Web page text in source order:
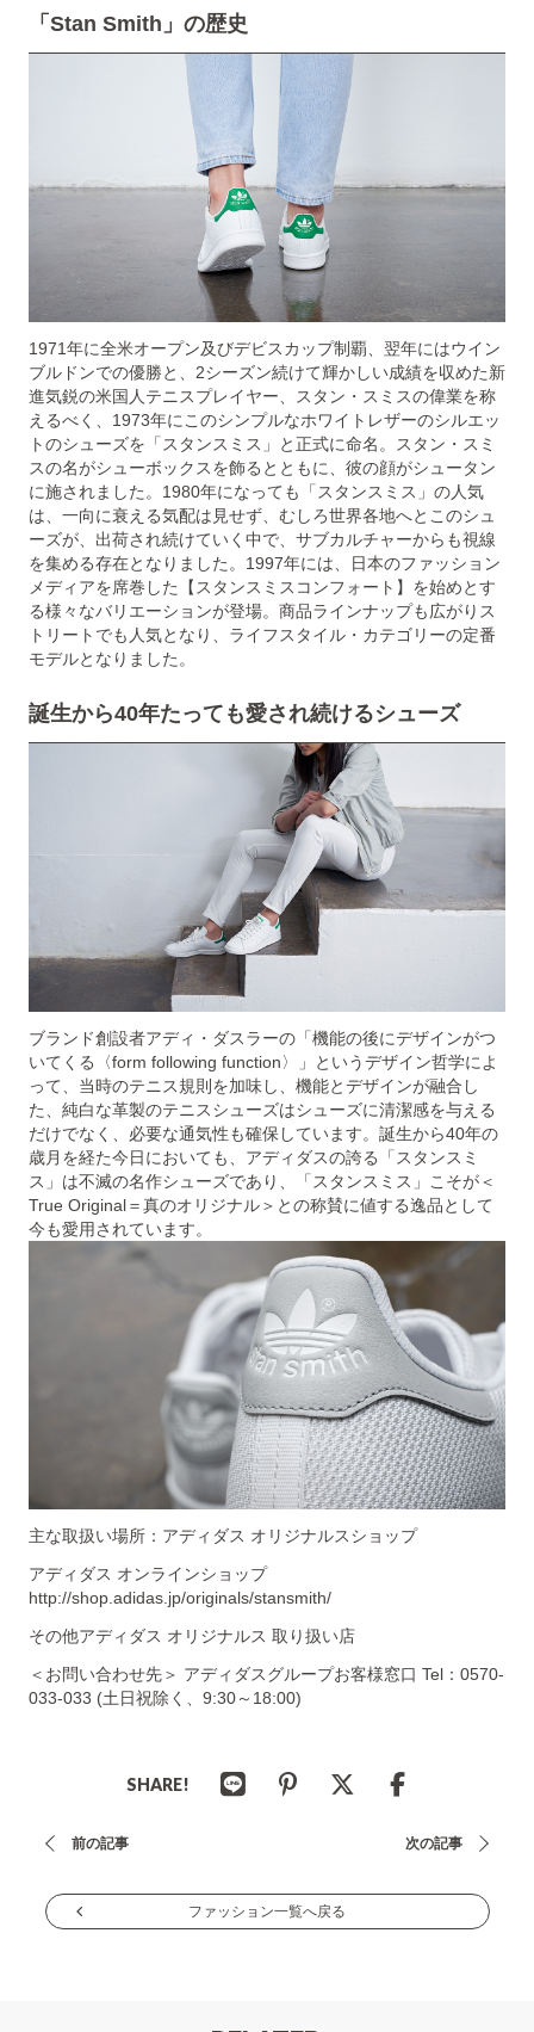
「Stan Smith」の歴史
1971年に全⽶オープン及びデビスカップ制覇、翌年にはウイン
ブルドンでの優勝と、2シーズン続けて輝かしい成績を収めた新
進気鋭の⽶国⼈テニスプレイヤー、スタン・スミスの偉業を称
えるべく、1973年にこのシンプルなホワイトレザーのシルエッ
トのシューズを「スタンスミス」と正式に命名。スタン・スミ
スの名がシューボックスを飾るとともに、彼の顔がシュータン
に施されました。1980年になっても「スタンスミス」の⼈気
は、一向に衰える気配は⾒せず、むしろ世界各地へとこのシュ
ーズが、出荷され続けていく中で、サブカルチャーからも視線
を集める存在となりました。1997年には、日本のファッション
メディアを席巻した【スタンスミスコンフォート】を始めとす
る様々なバリエーションが登場。商品ラインナップも広がりス
トリートでも⼈気となり、ライフスタイル・カテゴリーの定番
モデルとなりました。
誕生から40年たっても愛され続けるシューズ
ブランド創設者アディ・ダスラーの「機能の後にデザインがつ
いてくる〈form following function〉」というデザイン哲学によ
って、当時のテニス規則を加味し、機能とデザインが融合し
た、純白な⾰製のテニスシューズはシューズに清潔感を与える
だけでなく、必要な通気性も確保しています。誕⽣から40年の
歳⽉を経た今日においても、アディダスの誇る「スタンスミ
ス」は不滅の名作シューズであり、「スタンスミス」こそが＜
True Original＝真のオリジナル＞との称賛に値する逸品として
今も愛用されています。
主な取扱い場所：アディダス オリジナルスショップ
アディダス オンラインショップ
http://shop.adidas.jp/originals/stansmith/
その他アディダス オリジナルス 取り扱い店
＜お問い合わせ先＞ アディダスグループお客様窓口 Tel：0570-
033-033 (土日祝除く、9:30～18:00)
SHARE!
投
ナ
前の記事 次の記事
ファッション一覧へ戻る